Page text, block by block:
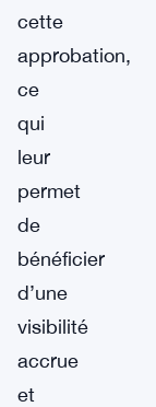
cette
approbation,
ce
qui
leur
permet
de
bénéficier
d’une
visibilité
accrue
et